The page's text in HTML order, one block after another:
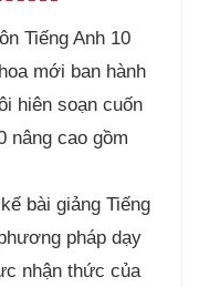
Tiếng Anh 10
mới ban hành
hiên soạn cuốn
nâng cao gồm
bài giảng Tiếng
pháp dạy
nhận thức của